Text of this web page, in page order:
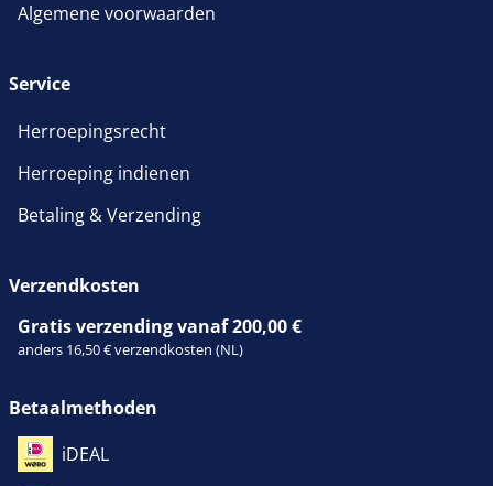
Algemene voorwaarden
Service
Herroepingsrecht
Herroeping indienen
Betaling & Verzending
Verzendkosten
Gratis verzending vanaf 200,00 €
anders 16,50 € verzendkosten (NL)
Betaalmethoden
iDEAL